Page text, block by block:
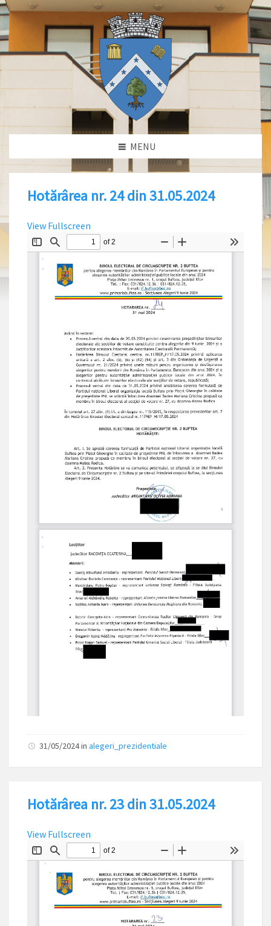
MENU
Hotărârea nr. 24 din 31.05.2024
View Fullscreen
31/05/2024in alegeri_prezidentiale
Hotărârea nr. 23 din 31.05.2024
View Fullscreen